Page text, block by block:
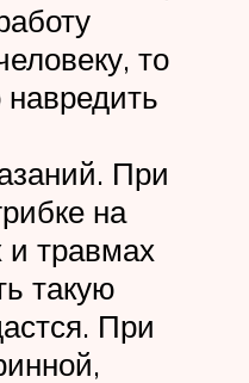
то
При
на
и травмах
такую
При